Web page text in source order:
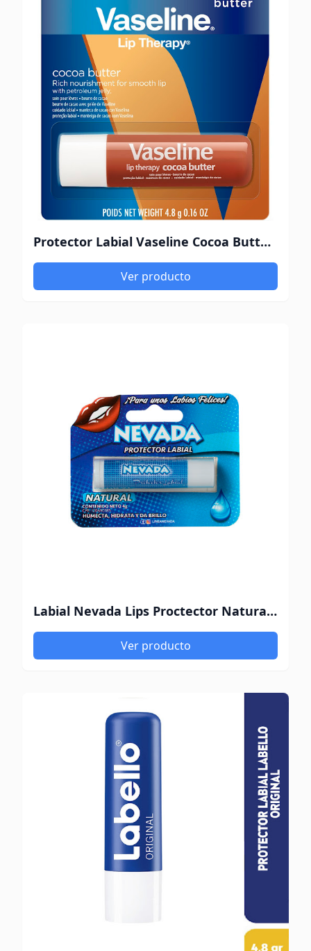
Protector Labial Vaseline Cocoa Butter x 4,8 gr
Ver producto
Labial Nevada Lips Proctector Natural 4G
Ver producto